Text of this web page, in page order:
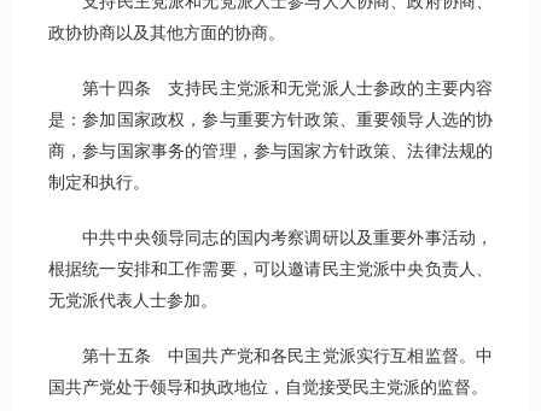
政协协商以及其他方面的协商。
第十四条 支持民主党派和无党派人士参政的主要内容
是：参加国家政权，参与重要方针政策、重要领导人选的协
商，参与国家事务的管理，参与国家方针政策、法律法规的
制定和执行。
中共中央领导同志的国内考察调研以及重要外事活动，
根据统一安排和工作需要，可以邀请民主党派中央负责人、
无党派代表人士参加。
第十五条 中国共产党和各民主党派实行互相监督。中
国共产党处于领导和执政地位，自觉接受民主党派的监督。